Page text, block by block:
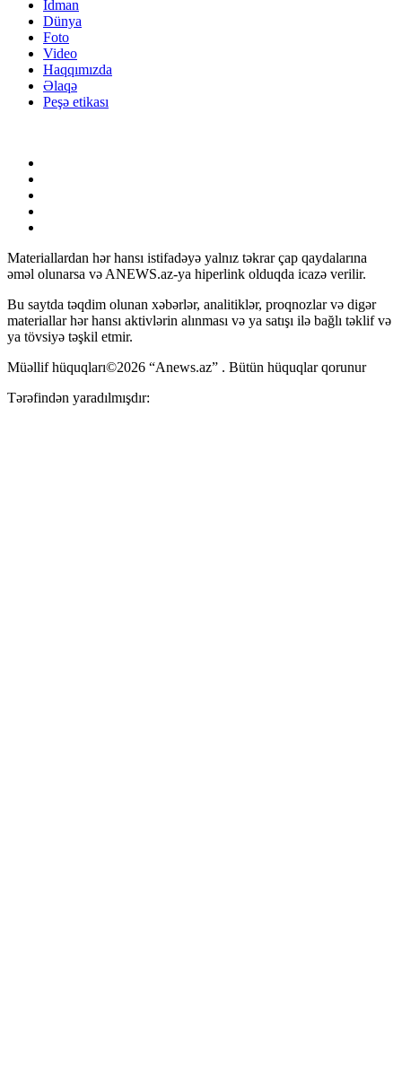
İdman
Dünya
Foto
Video
Haqqımızda
Əlaqə
Peşə etikası
Materiallardan hər hansı istifadəyə yalnız təkrar çap qaydalarına
əməl olunarsa və ANEWS.az-ya hiperlink olduqda icazə verilir.
Bu saytda təqdim olunan xəbərlər, analitiklər, proqnozlar və digər
materiallar hər hansı aktivlərin alınması və ya satışı ilə bağlı təklif və
ya tövsiyə təşkil etmir.
Müəllif hüquqları©2026 “Anews.az” . Bütün hüquqlar qorunur
Tərəfindən yaradılmışdır: